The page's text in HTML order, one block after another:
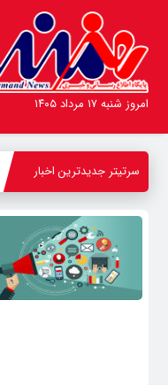
امروز شنبه ۱۷ مرداد ۱۴۰۵
سرتیتر جدیدترین اخبار